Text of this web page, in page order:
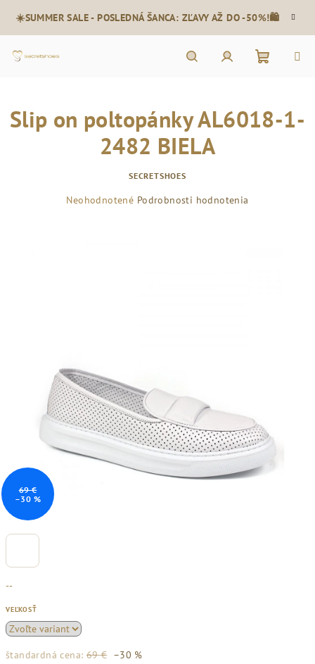
obsah
☀️SUMMER SALE - POSLEDNÁ ŠANCA: ZĽAVY AŽ DO -50%!🛍️
košík
--
VEĽKOSŤ
štandardná cena: 69 € –30 %
Slip on poltopánky AL6018-1-
2482 BIELA
SECRETSHOES
Priemerné
Neohodnotené Podrobnosti hodnotenia
69 €
–30 %